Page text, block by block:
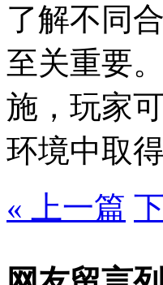
了解不同
至关重要
施，玩家
环境中取得
« 上一篇